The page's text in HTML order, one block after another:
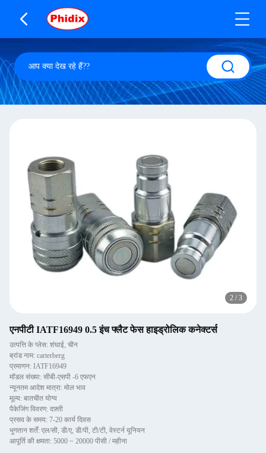
2 / 3
एनपीटी IATF16949 0.5 इंच फ्लैट फेस हाइड्रोलिक कनेक्टर्स
उत्पत्ति के प्लेस: शंघाई, चीन
ब्रांड नाम: carterberg
प्रमाणन: IATF16949
मॉडल संख्या: सीबी-एसपी -6 एफएन
न्यूनतम आदेश मात्रा: मोल भाव
मूल्य: बातचीत योग्य
पैकेजिंग विवरण: दफ़्ती
प्रसव के समय: 7-20 कार्य दिवस
भुगतान शर्तें: एल/सी, डी/ए, डी/पी, टी/टी, वेस्टर्न यूनियन
आपूर्ति की क्षमता: 5000 ~ 20000 पीसी / महीना